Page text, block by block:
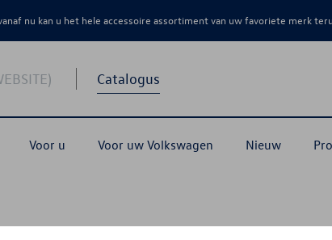
nu kan u het hele accessoire assortiment van uw favoriete merk
Catalogus
Voor u Voor uw Volkswagen Nieuw